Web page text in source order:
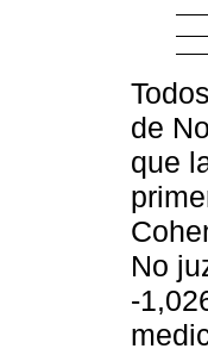
de
que
No
-